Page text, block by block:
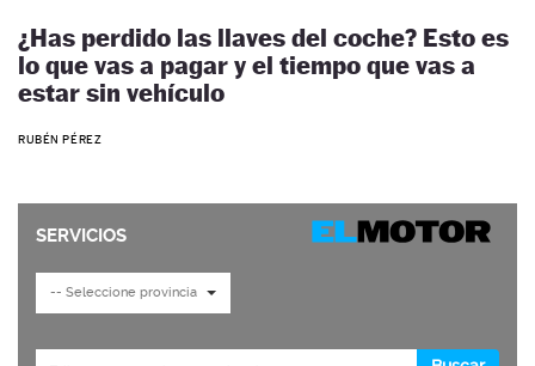
¿Has perdido las llaves del coche? Esto es
lo que vas a pagar y el tiempo que vas a
estar sin vehículo
RUBÉN PÉREZ